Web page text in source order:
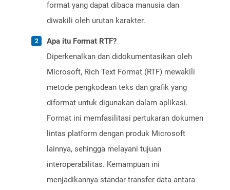
format yang dapat dibaca manusia dan
diwakili oleh urutan karakter.
Apa itu Format RTF?
Diperkenalkan dan didokumentasikan oleh
Microsoft, Rich Text Format (RTF) mewakili
metode pengkodean teks dan grafik yang
diformat untuk digunakan dalam aplikasi.
Format ini memfasilitasi pertukaran dokumen
lintas platform dengan produk Microsoft
lainnya, sehingga melayani tujuan
interoperabilitas. Kemampuan ini
menjadikannya standar transfer data antara